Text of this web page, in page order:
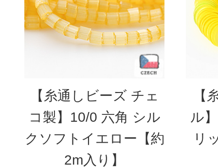
【糸通しビーズ チェ
コ製】10/0 六角 シル
クソフトイエロー【約
2m入り】
【
ル
リ